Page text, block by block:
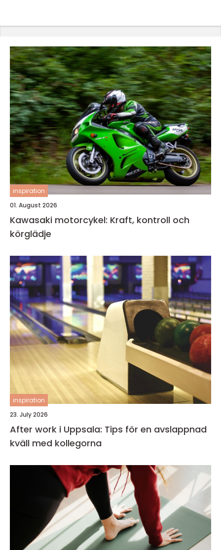
inspiration
01. August 2026
Kawasaki motorcykel: Kraft, kontroll och
körglädje
inspiration
23. July 2026
After work i Uppsala: Tips för en avslappnad
kväll med kollegorna